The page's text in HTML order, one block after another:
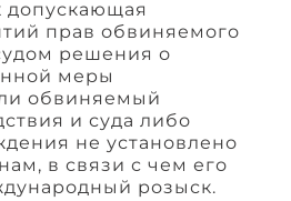
допускающая
прав обвиняемого
решения о
меры
обвиняемый
и суда либо
не установлено
в связи с чем его
розыск.